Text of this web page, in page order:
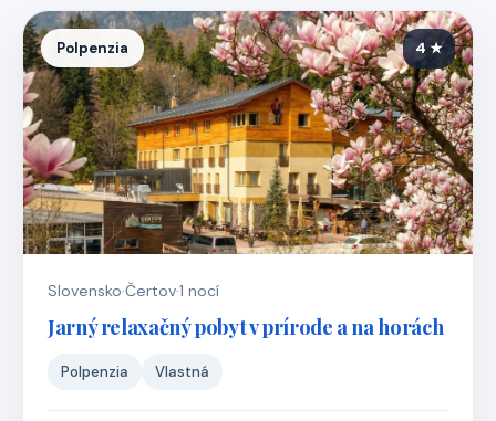
Polpenzia 4 ★
Slovensko·Čertov·1 nocí
Jarný relaxačný pobyt v prírode a na horách
Polpenzia Vlastná